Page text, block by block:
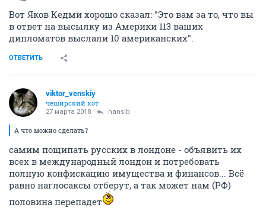
Вот Яков Кедми хорошо сказал: "Это вам за то, что вы
в ответ на высылку из Америки 113 ваших
дипломатов выслали 10 американских".
ОТВЕТИТЬ
viktor_venskiy
чеширский кот
27 марта 2018 nansib
А что можно сделать?
самим пощипать русских в лондоне - объявить их
всех в международный лондон и потребовать
полную конфискацию имущества и финансов... Всё
равно наглосаксы отберут, а так может нам (РФ)
половина перепадет